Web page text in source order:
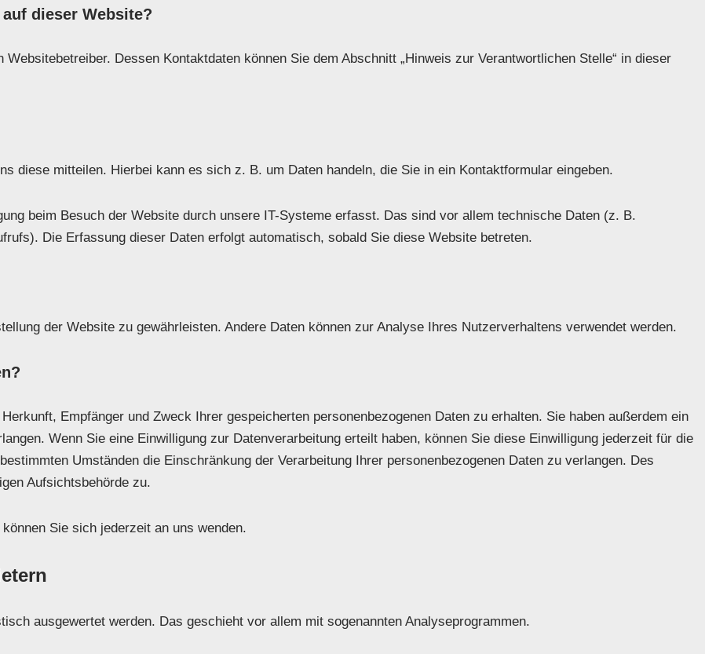
dieser Website?
Dessen Kontaktdaten können Sie dem Abschnitt „Hinweis zur Verantwortlichen Stelle“ in dieser
diese mitteilen. Hierbei kann es sich z. B. um Daten handeln, die Sie in ein Kontaktformular eingeben.
beim Besuch der Website durch unsere IT-Systeme erfasst. Das sind vor allem technische Daten (z. B.
Die Erfassung dieser Daten erfolgt automatisch, sobald Sie diese Website betreten.
der Website zu gewährleisten. Andere Daten können zur Analyse Ihres Nutzerverhaltens verwendet werden.
Empfänger und Zweck Ihrer gespeicherten personenbezogenen Daten zu erhalten. Sie haben außerdem ein
Wenn Sie eine Einwilligung zur Datenverarbeitung erteilt haben, können Sie diese Einwilligung jederzeit für die
Umständen die Einschränkung der Verarbeitung Ihrer personenbezogenen Daten zu verlangen. Des
Aufsichtsbehörde zu.
Sie sich jederzeit an uns wenden.
ausgewertet werden. Das geschieht vor allem mit sogenannten Analyseprogrammen.